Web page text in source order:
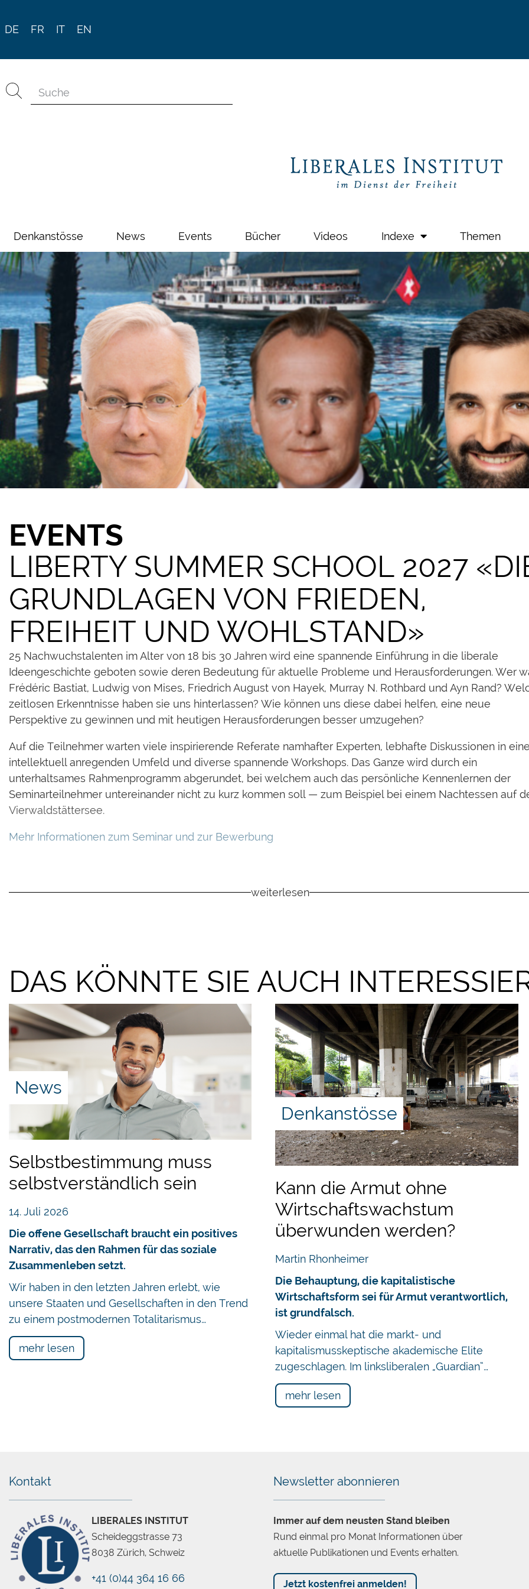
DE FR IT EN
Denkanstösse News Events Bücher Videos Indexe Themen
EVENTS​
LIBERTY SUMMER SCHOOL 2027
GRUNDLAGEN VON FRIEDEN,
FREIHEIT UND WOHLSTAND»
25 Nachwuchstalenten im Alter von 18 bis 30 Jahren wird eine spannende Einführung in die liberale
Ideengeschichte geboten sowie deren Bedeutung für aktuelle Probleme und Herausforderungen. Wer
Frédéric Bastiat, Ludwig von Mises, Friedrich August von Hayek, Murray N. Rothbard und Ayn Rand?
zeitlosen Erkenntnisse haben sie uns hinterlassen? Wie können uns diese dabei helfen, eine neue
Perspektive zu gewinnen und mit heutigen Herausforderungen besser umzugehen?
Auf die Teilnehmer warten viele inspirierende Referate namhafter Experten, lebhafte Diskussionen in
intellektuell anregenden Umfeld und diverse spannende Workshops. Das Ganze wird durch ein
unterhaltsames Rahmenprogramm abgerundet, bei welchem auch das persönliche Kennenlernen der
Seminarteilnehmer untereinander nicht zu kurz kommen soll — zum Beispiel bei einem Nachtessen auf
Vierwaldstättersee.
Mehr Informationen zum Seminar und zur Bewerbung
weiterlesen
DAS KÖNNTE SIE AUCH
News
Selbstbestimmung muss
selbstverständlich sein
14. Juli 2026
Die offene Gesellschaft braucht ein positives
Narrativ, das den Rahmen für das soziale
Zusammenleben setzt.
Wir haben in den letzten Jahren erlebt, wie
unsere Staaten und Gesellschaften in den Trend
zu einem postmodernen Totalitarismus…
mehr lesen
Denkanstösse
Kann die Armut ohne
Wirtschaftswachstum
überwunden werden?
Martin Rhonheimer
Die Behauptung, die kapitalistische
Wirtschaftsform sei für Armut verantwortlich,
ist grundfalsch.
Wieder einmal hat die markt- und
kapitalismusskeptische akademische Elite
zugeschlagen. Im linksliberalen „Guardian“…
mehr lesen
Kontakt
LIBERALES INSTITUT
Scheideggstrasse 73
8038 Zürich, Schweiz
+41 (0)44 364 16 66
Newsletter abonnieren
Immer auf dem neusten Stand bleiben
Rund einmal pro Monat Informationen über
aktuelle Publikationen und Events erhalten.
Jetzt kostenfrei anmelden!